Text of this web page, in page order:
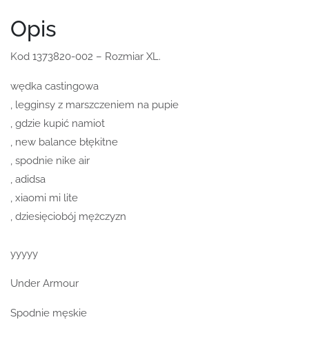
Opis
Kod 1373820-002 – Rozmiar XL.
wędka castingowa
, legginsy z marszczeniem na pupie
, gdzie kupić namiot
, new balance błękitne
, spodnie nike air
, adidsa
, xiaomi mi lite
, dziesięciobój mężczyzn
yyyyy
Under Armour
Spodnie męskie